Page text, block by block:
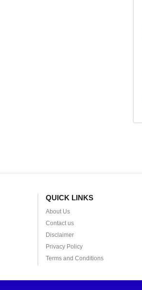
QUICK LINKS
About Us
Contact us
Disclaimer
Privacy Policy
Terms and Conditions